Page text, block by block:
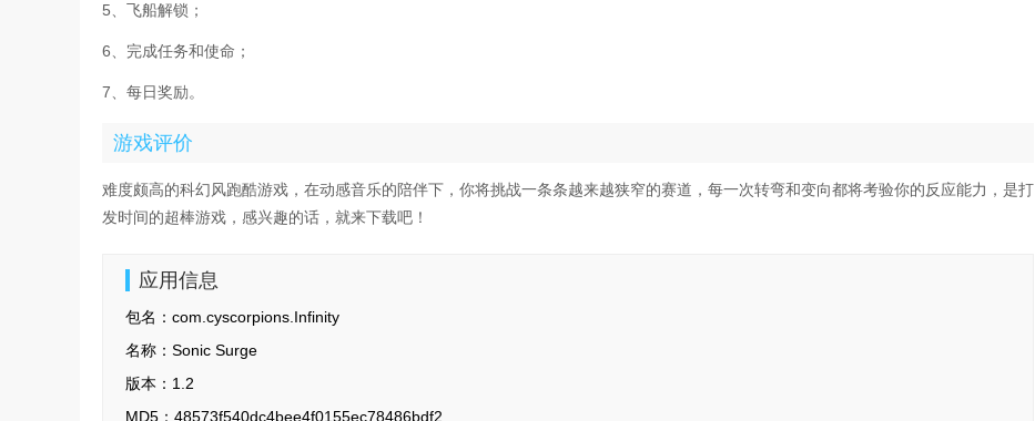
5、飞船解锁；
6、完成任务和使命；
7、每日奖励。
游戏评价
难度颇高的科幻风跑酷游戏，在动感音乐的陪伴下，你将挑战一条条越来越狭窄的赛道，每一次转弯和变向都将考验你的反应能力，是打
发时间的超棒游戏，感兴趣的话，就来下载吧！
应用信息
包名： com.cyscorpions.Infinity
名称： Sonic Surge
版本： 1.2
MD5： 48573f540dc4bee4f0155ec78486bdf2